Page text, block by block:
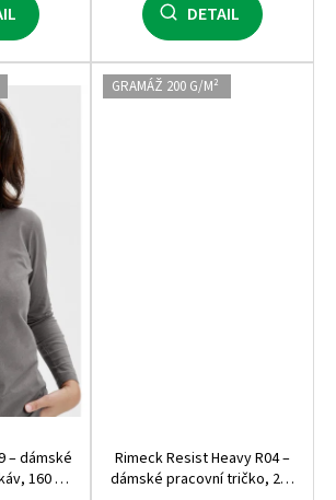
DETAIL
– dámské
160 g,
GRAMÁŽ 200 G/M²
Rimeck Resist Heavy R04 –
dámské pracovní tričko, 200